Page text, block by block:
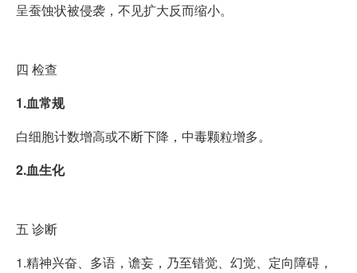
呈蚕蚀状被侵袭，不见扩大反而缩小。
四 检查
1.血常规
白细胞计数增高或不断下降，中毒颗粒增多。
2.血生化
五 诊断
1.精神兴奋、多语，谵妄，乃至错觉、幻觉、定向障碍，